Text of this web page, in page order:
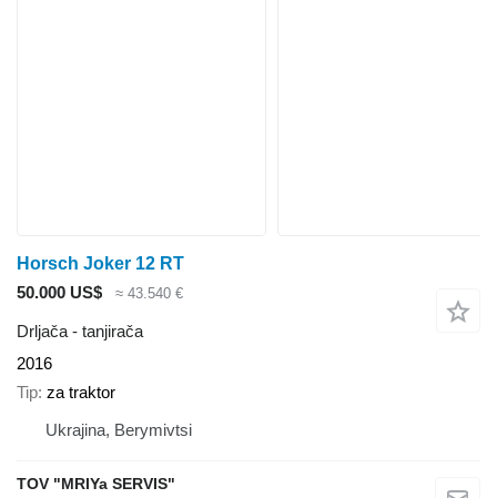
Horsch Joker 12 RT
50.000 US$
≈ 43.540 €
Drljača - tanjirača
2016
Tip za traktor
Ukrajina, Berymivtsi
TOV "MRIYa SERVIS"